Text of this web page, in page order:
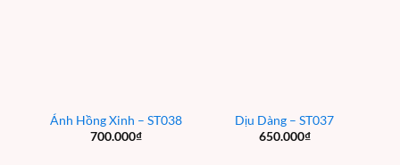
Ánh Hồng Xinh – ST038
700.000₫
Dịu Dàng – ST037
650.000₫